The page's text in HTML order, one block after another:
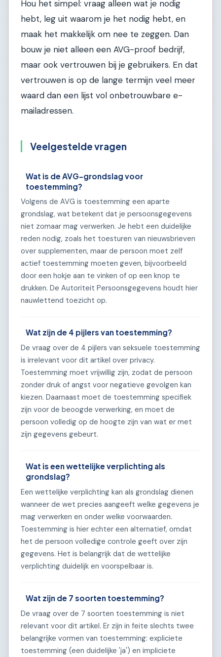
Hou het simpel: vraag alleen wat je nodig
hebt, leg uit waarom je het nodig hebt, en
maak het makkelijk om nee te zeggen. Dan
bouw je niet alleen een AVG-proof bedrijf,
maar ook vertrouwen bij je gebruikers. En dat
vertrouwen is op de lange termijn veel meer
waard dan een lijst vol onbetrouwbare e-
mailadressen.
Veelgestelde vragen
Wat is de AVG-grondslag voor
toestemming?
Volgens de AVG is toestemming een aparte
grondslag, wat betekent dat je persoonsgegevens
niet zomaar mag verwerken. Je hebt een duidelijke
reden nodig, zoals het toesturen van nieuwsbrieven
over supplementen, maar de persoon moet zelf
actief toestemming moeten geven, bijvoorbeeld
door een hokje aan te vinken of op een knop te
drukken. De Autoriteit Persoonsgegevens houdt hier
nauwlettend toezicht op.
Wat zijn de 4 pijlers van toestemming?
De vraag over de 4 pijlers van seksuele toestemming
is irrelevant voor dit artikel over privacy.
Toestemming moet vrijwillig zijn, zodat de persoon
zonder druk of angst voor negatieve gevolgen kan
kiezen. Daarnaast moet de toestemming specifiek
zijn voor de beoogde verwerking, en moet de
persoon volledig op de hoogte zijn van wat er met
zijn gegevens gebeurt.
Wat is een wettelijke verplichting als
grondslag?
Een wettelijke verplichting kan als grondslag dienen
wanneer de wet precies aangeeft welke gegevens je
mag verwerken en onder welke voorwaarden.
Toestemming is hier echter een alternatief, omdat
het de persoon volledige controle geeft over zijn
gegevens. Het is belangrijk dat de wettelijke
verplichting duidelijk en voorspelbaar is.
Wat zijn de 7 soorten toestemming?
De vraag over de 7 soorten toestemming is niet
relevant voor dit artikel. Er zijn in feite slechts twee
belangrijke vormen van toestemming: expliciete
toestemming (een duidelijke 'ja') en impliciete